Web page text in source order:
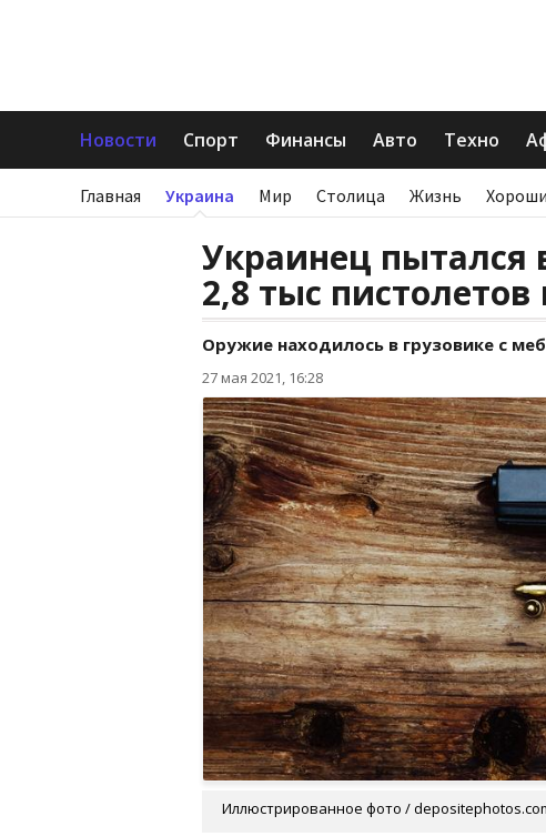
Новости Спорт Финансы Авто Техно
Главная Украина Мир Столица Жизнь
Украинец
2,8 тыс
Оружие находилось в грузовике с
27 мая 2021, 16:28
Иллюстрированное фото /